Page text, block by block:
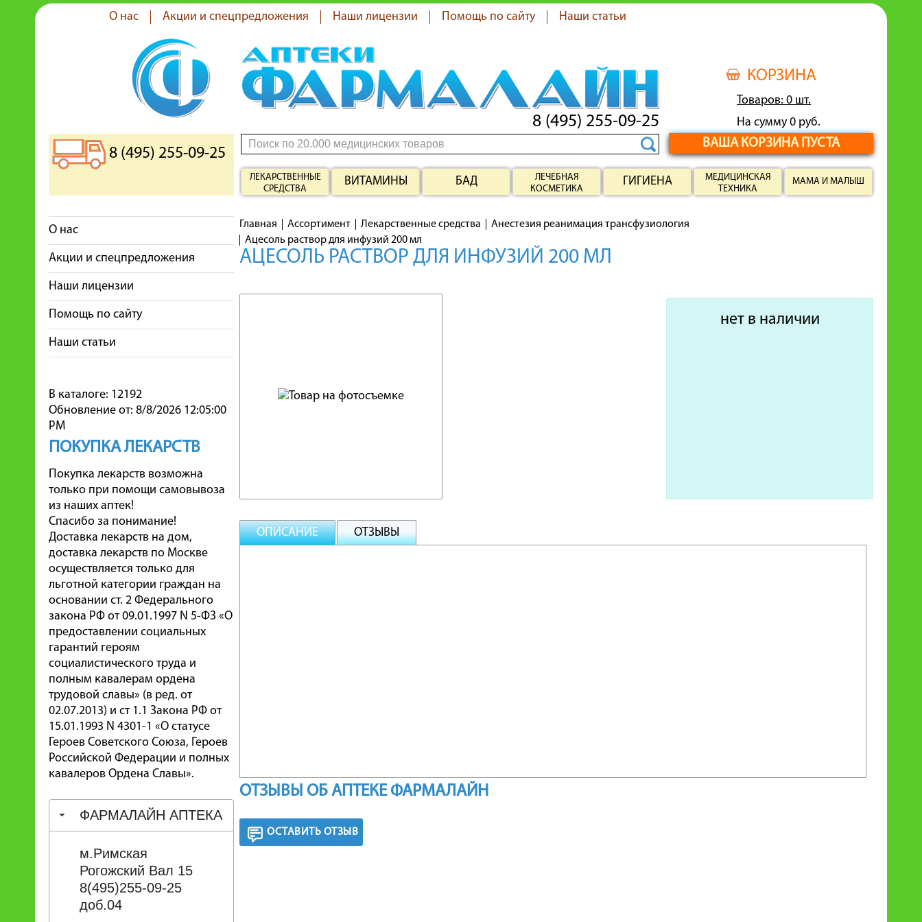
О нас Акции и спецпредложения Наши лицензии Помощь по сайту Наши статьи
КОРЗИНА
Товаров: 0 шт.
На сумму 0 руб.
ВАША КОРЗИНА ПУСТА
8 (495) 255-09-25
8 (495) 255-09-25
ЛЕКАРСТВЕННЫЕ
СРЕДСТВА
ВИТАМИНЫ БАД
ЛЕЧЕБНАЯ
КОСМЕТИКА
ГИГИЕНА
МЕДИЦИНСКАЯ
ТЕХНИКА
МАМА И МАЛЫШ
О нас
Акции и спецпредложения
Наши лицензии
Помощь по сайту
Наши статьи
В каталоге: 12192
Обновление от: 8/8/2026 12:05:00
PM
ПОКУПКА ЛЕКАРСТВ
Покупка лекарств возможна
только при помощи самовывоза
из наших аптек!
Спасибо за понимание!
Доставка лекарств на дом,
доставка лекарств по Москве
осуществляется только для
льготной категории граждан на
основании ст. 2 Федерального
закона РФ от 09.01.1997 N 5-ФЗ «О
предоставлении социальных
гарантий героям
социалистического труда и
полным кавалерам ордена
трудовой славы» (в ред. от
02.07.2013) и ст 1.1 Закона РФ от
15.01.1993 N 4301-1 «О статусе
Героев Советского Союза, Героев
Российской Федерации и полных
кавалеров Ордена Славы».
ФАРМАЛАЙН АПТЕКА
м.Римская
Рогожский Вал 15
8(495)255-09-25
доб.04
Главная Ассортимент Лекарственные средства
Анестезия реанимация трансфузиология
Ацесоль раствор для инфузий 200 мл
АЦЕСОЛЬ РАСТВОР ДЛЯ ИНФУЗИЙ 200 МЛ
нет в наличии
ОПИСАНИЕ ОТЗЫВЫ
ОТЗЫВЫ ОБ АПТЕКЕ ФАРМАЛАЙН
ОСТАВИТЬ ОТЗЫВ